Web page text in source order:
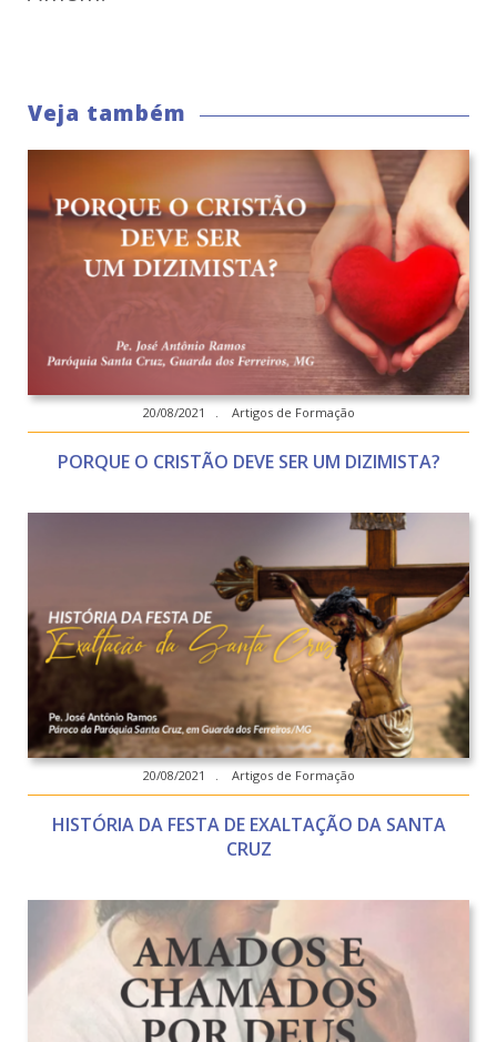
Veja também
20/08/2021 . Artigos de Formação
PORQUE O CRISTÃO DEVE SER UM DIZIMISTA?
20/08/2021 . Artigos de Formação
HISTÓRIA DA FESTA DE EXALTAÇÃO DA SANTA
CRUZ